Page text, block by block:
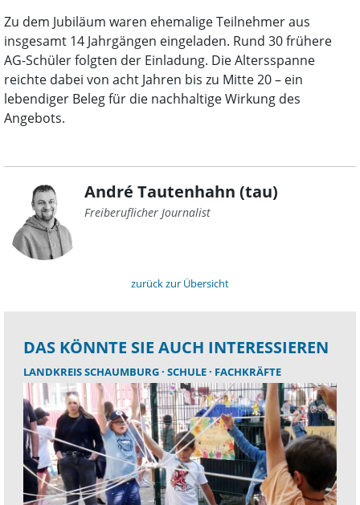
Zu dem Jubiläum waren ehemalige Teilnehmer aus
insgesamt 14 Jahrgängen eingeladen. Rund 30 frühere
AG-Schüler folgten der Einladung. Die Altersspanne
reichte dabei von acht Jahren bis zu Mitte 20 – ein
lebendiger Beleg für die nachhaltige Wirkung des
Angebots.
André Tautenhahn (tau)
Freiberuflicher Journalist
zurück zur Übersicht
DAS KÖNNTE SIE AUCH INTERESSIEREN
LANDKREIS SCHAUMBURG SCHULE FACHKRÄFTE